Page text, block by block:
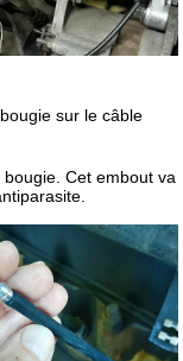
sur le câble
Cet embout va